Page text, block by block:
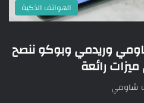
الهواتف الذكية
وريدمي وبوكو ننصح
ميزات رائعة
شاومي